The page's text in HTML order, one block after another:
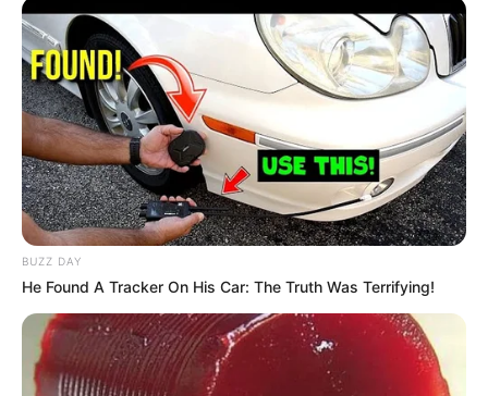
BUZZ DAY
He Found A Tracker On His Car: The Truth Was Terrifying!